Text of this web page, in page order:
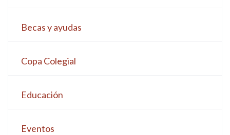
Becas y ayudas
Copa Colegial
Educación
Eventos